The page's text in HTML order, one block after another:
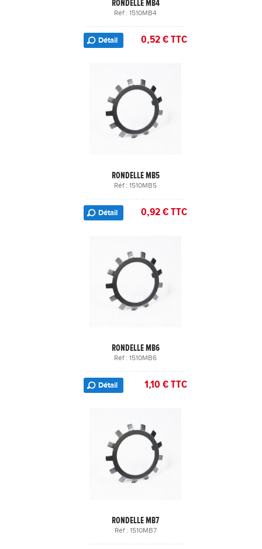
RONDELLE MB4
Réf : 1510MB4
Détail 0,52 € TTC
RONDELLE MB5
Réf : 1510MB5
Détail 0,92 € TTC
RONDELLE MB6
Réf : 1510MB6
Détail 1,10 € TTC
RONDELLE MB7
Réf : 1510MB7